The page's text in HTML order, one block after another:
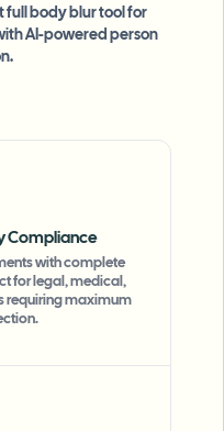
full body blur tool for
AI-powered person
Compliance
with complete
for legal, medical,
requiring maximum